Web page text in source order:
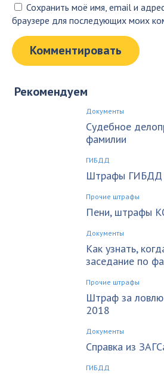
Сохранить моё имя, email и
браузере для последующих моих
Рекомендуем
Документы
Судебное
фамилии
ГИБДД
Штрафы ГИБДД
Прочие штрафы
Пени, штрафы
Документы
Как узнать,
заседание по
Прочие штрафы
Штраф за
2018
Документы
Справка из
ГИБДД